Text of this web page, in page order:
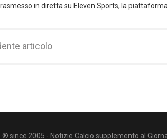
in diretta su Eleven Sports, la
articolo
since 2005 - Notizie Calcio supplemento al